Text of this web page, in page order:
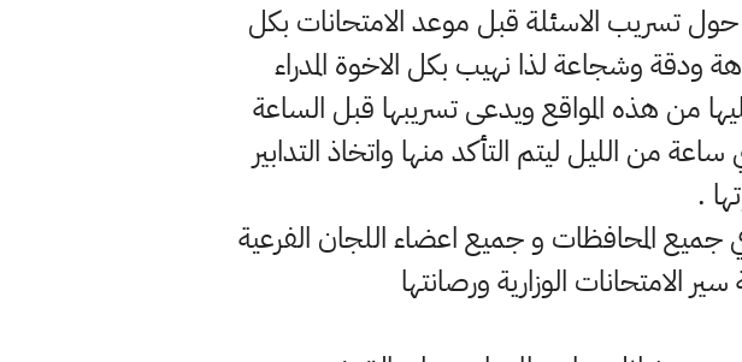
تسريب الاسئلة قبل موعد الامتحانات بكل
وشجاعة لذا نهيب بكل الاخوة المدراء
من هذه المواقع ويدعى تسريبها قبل الساعة
من الليل ليتم التأكد منها واتخاذ التدابير
.
في جميع المحافظات و جميع اعضاء اللجان الفرعية
الامتحانات الوزارية ورصانتها